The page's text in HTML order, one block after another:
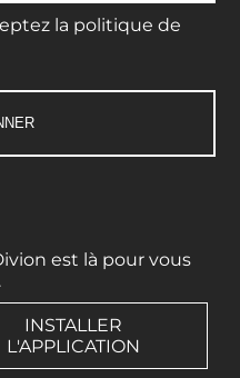
la politique de
est là pour vous
INSTALLER
L'APPLICATION